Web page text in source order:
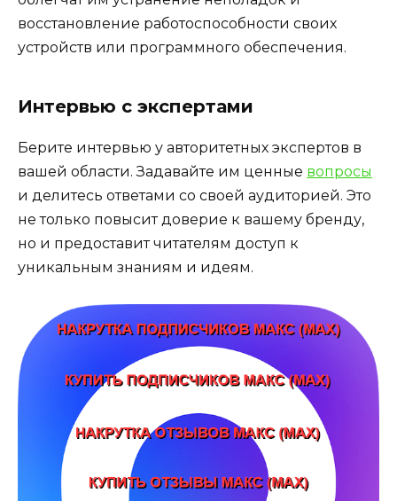
восстановление работоспособности своих
устройств или программного обеспечения.
Интервью с экспертами
Берите интервью у авторитетных экспертов в
вашей области. Задавайте им ценные вопросы
и делитесь ответами со своей аудиторией. Это
не только повысит доверие к вашему бренду,
но и предоставит читателям доступ к
уникальным знаниям и идеям.